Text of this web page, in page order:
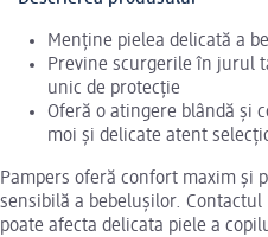
Menține pielea delicată a
Previne scurgerile în jurul
unic de protecție
Oferă o atingere blândă și
moi și delicate atent
Pampers oferă confort maxim și
sensibilă a bebelușilor.
poate afecta delicata piele a